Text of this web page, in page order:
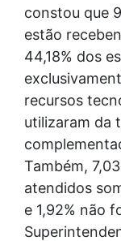
constou que
estão
44,18% dos
recursos
utilizaram da
Também,
atendidos
e 1,92% não